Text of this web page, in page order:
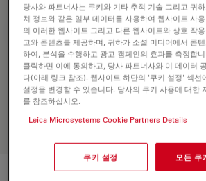
견적 요청하기
Discover the
our Objective
your needs.
당사와 파트너사는 쿠키와 기타 추적 기술 그리고 귀
처 정보와 같은 일부 데이터를 사용하여 웹사이트 사
의 이러한 웹사이트 그리고 다른 웹사이트와 상호 작
고와 콘텐츠를 제공하며, 귀하가 소셜 미디어에서 콘
하여, 분석을 수행하고 광고 캠페인의 효과를 측정합
클릭하면 이에 동의하고, 당사 파트너사와 이 데이터
다(아래 링크 참조). 웹사이트 하단의 '쿠키 설정' 섹션
설정을 변경할 수 있습니다. 당사의 쿠키 사용에 대한
를 참조하십시오.
Leica Microsystems Cookie Partners Details
쿠키 설정 모든 쿠